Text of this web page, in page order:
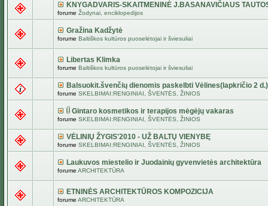
KNYGADVARIS-SKAITMENINĖ J.BASANAVIČIAUS
forume Žodynai, enciklopedijos
Gražina Kadžytė
forume Baltiškos kultūros puoselėtojai ir šviesuliai
Libertas Klimka
forume Baltiškos kultūros puoselėtojai ir šviesuliai
Balsuokit.švenčių dienomis paskelbti Vėlines(lapkričio 2 d.)
forume SKELBIMAI:RENGINIAI, ŠVENTĖS, ŽINIOS
Gintaro kosmetikos ir terapijos mėgėjų vakaras
forume SKELBIMAI:RENGINIAI, ŠVENTĖS, ŽINIOS
VĖLINIŲ ŽYGIS'2010 - UŽ BALTŲ VIENYBĘ
forume SKELBIMAI:RENGINIAI, ŠVENTĖS, ŽINIOS
Laukuvos miestelio ir Juodainių gyvenvietės architektūra
forume ARCHITEKTŪRA
ETNINĖS ARCHITEKTŪROS KOMPOZICIJA
forume ARCHITEKTŪRA